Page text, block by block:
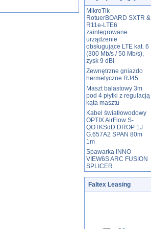
MikroTik
RotuerBOARD SXTR &
R11e-LTE6
zaintegrowane
urządzenie
obsługujące LTE kat. 6
(300 Mb/s / 50 Mb/s),
zysk 9 dBi
Zewnętrzne gniazdo
hermetyczne RJ45
Maszt balastowy 3m
pod 4 płytki z regulacją
kąta masztu
Kabel światłowodowy
OPTIX AirFlow S-
QOTKSdD DROP 1J
G.657A2 SPAN 80m
1m
Spawarka INNO
VIEW6S ARC FUSION
SPLICER
Faltex Leasing